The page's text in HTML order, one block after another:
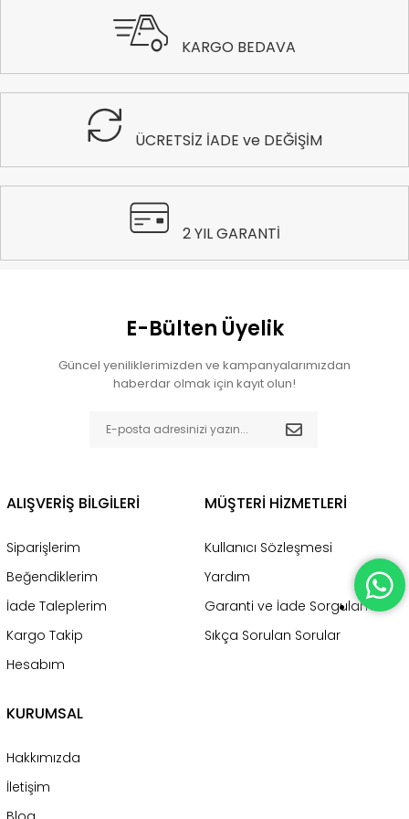
KARGO BEDAVA
ÜCRETSİZ İADE ve DEĞİŞİM
2 YIL GARANTİ
E-Bülten Üyelik
Güncel yeniliklerimizden ve kampanyalarımızdan
haberdar olmak için kayıt olun!
ALIŞVERİŞ BİLGİLERİ
Siparişlerim
Beğendiklerim
İade Taleplerim
Kargo Takip
Hesabım
MÜŞTERİ HİZMETLERİ
Kullanıcı Sözleşmesi
Yardım
Garanti ve İade Sorgulama
Sıkça Sorulan Sorular
KURUMSAL
Hakkımızda
İletişim